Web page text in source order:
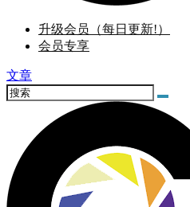
升级会员（每日更新!）
会员专享
文章